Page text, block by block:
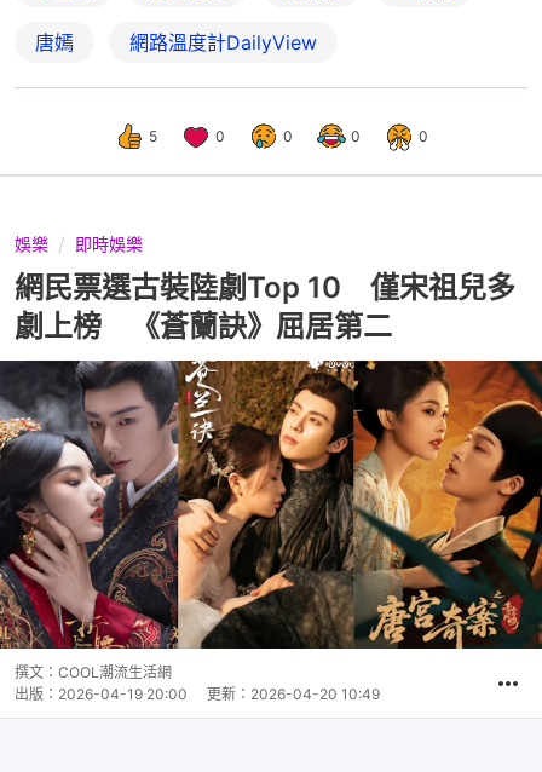
唐嫣 網路溫度計DailyView
5 0 0 0 0
娛樂 即時娛樂
網民票選古裝陸劇Top 10 僅宋祖兒多
劇上榜 《蒼蘭訣》屈居第二
撰文： COOL潮流生活網
出版： 2026-04-19 20:00 更新： 2026-04-20 10:49